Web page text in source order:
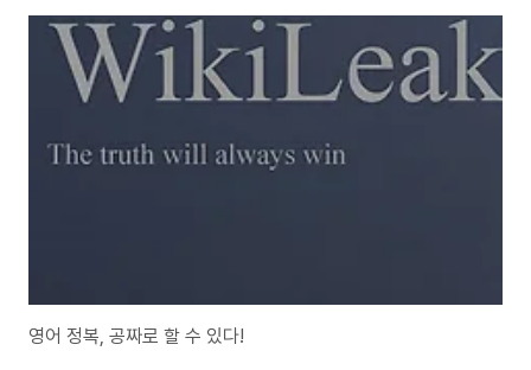
스티븐 킹에 빠졌는데, 당시에는 킹 소설이 한국에 많이 소개되지 않았다. 그래
서 용산 미군 부대 옆 헌책방에 가서 페이퍼백을 권당 천원에 사서 읽었다. 모르
는 단어가 나와도 신경쓰지 않고 이야기의 흐름에만 몰입했다. 고교 시절, 무협
지 읽을 때 야한 대목만 스캔해서 읽듯이, 소설도 재미있는 대목만 골라 흥미 위
영어 정복, 공짜로 할 수 있다!